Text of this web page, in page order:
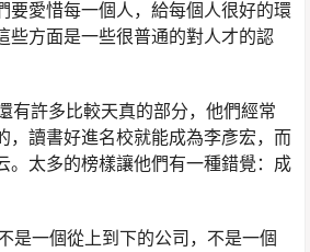
要愛惜每一個人，給每個人很好的環
些方面是一些很普通的對人才的認
許多比較天真的部分，他們經常
，讀書好進名校就能成為李彥宏，而
。太多的榜樣讓他們有一種錯覺：成
一個從上到下的公司，不是一個